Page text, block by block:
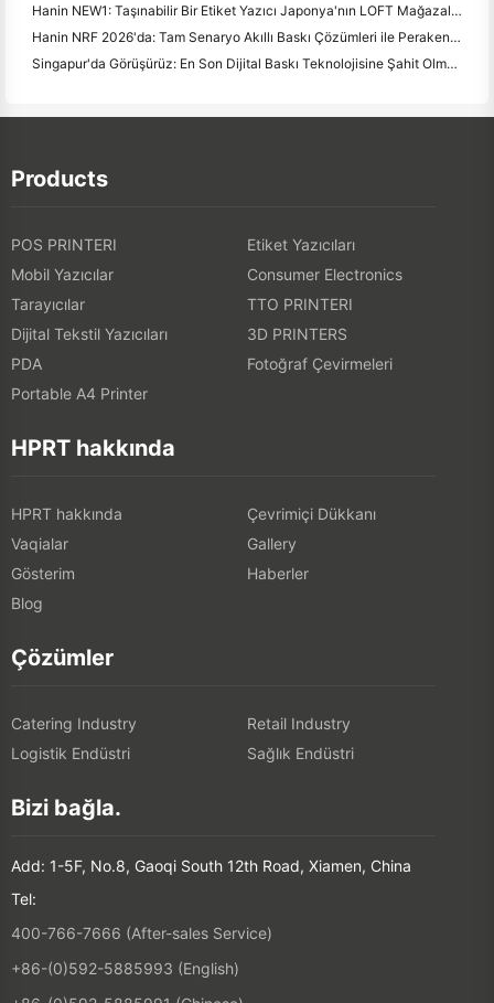
Hanin NEW1: Taşınabilir Bir Etiket Yazıcı Japonya'nın LOFT Mağazalarına Yol Yapıyor
Hanin NRF 2026'da: Tam Senaryo Akıllı Baskı Çözümleri ile Perakende Satışları Güçlendirme
Singapur'da Görüşürüz: En Son Dijital Baskı Teknolojisine Şahit Olmak için ITMA ASIA 2025'te Hanin'e Katılın
Products
POS PRINTERI
Etiket Yazıcıları
Mobil Yazıcılar
Consumer Electronics
Tarayıcılar
TTO PRINTERI
Dijital Tekstil Yazıcıları
3D PRINTERS
PDA
Fotoğraf Çevirmeleri
Portable A4 Printer
HPRT hakkında
HPRT hakkında
Çevrimiçi Dükkanı
Vaqialar
Gallery
Gösterim
Haberler
Blog
Çözümler
Catering Industry
Retail Industry
Logistik Endüstri
Sağlık Endüstri
Bizi bağla.
Add: 1-5F, No.8, Gaoqi South 12th Road, Xiamen, China
Tel:
400-766-7666 (After-sales Service)
+86-(0)592-5885993 (English)